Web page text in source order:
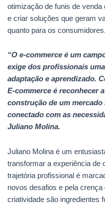
otimização de funis de venda
e criar soluções que geram
quanto para os consumidores.
“O e-commerce é um
exige dos profissionais
adaptação e aprendizado.
E-commerce é reconhecer
construção de um
conectado com as
Juliano Molina.
Juliano Molina é um
transformar a experiência de
trajetória profissional é
novos desafios e pela
criatividade são ingredientes